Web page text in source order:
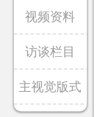
视频资料
访谈栏目
主视觉版式